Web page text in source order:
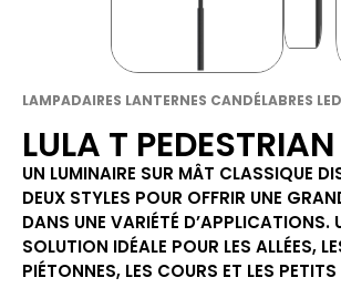
LAMPADAIRES LANTERNES CANDÉLABRES LED
LULA T
UN LUMINAIRE SUR MÂT CLASSIQUE
DEUX STYLES POUR OFFRIR UNE
DANS UNE VARIÉTÉ D’APPLICATIONS.
SOLUTION IDÉALE POUR LES ALLÉES,
PIÉTONNES, LES COURS ET LES